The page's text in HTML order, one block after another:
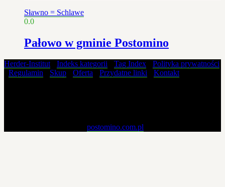
Sławno = Schlawe
0.0
Pałowo w gminie Postomino
Herder-Institut- Indeks kategorii Tag Index
Polityka prywatności
Regulamin Skup Oferta Przydatne linki Kontakt
postomino.com.pl